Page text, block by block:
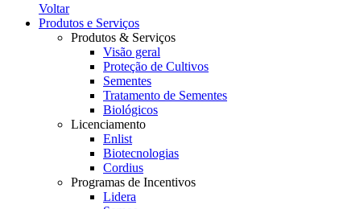
Voltar
Produtos e Serviços
Produtos & Serviços
Visão geral
Proteção de Cultivos
Sementes
Tratamento de Sementes
Biológicos
Licenciamento
Enlist
Biotecnologias
Cordius
Programas de Incentivos
Lidera